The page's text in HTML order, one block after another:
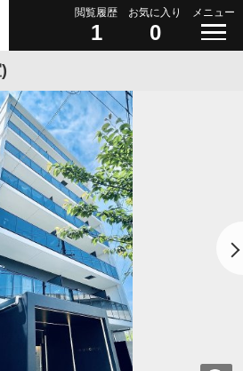
閲覧履歴
1
お気に入り
0
メニュー